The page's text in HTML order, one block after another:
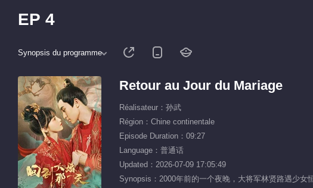
EP 4
Synopsis du programme
Retour au Jour du Mariage
Réalisateur：孙武
Région：Chine continentale
Episode Duration：09:27
Language：普通话
Updated：2026-07-09 17:05:49
Synopsis：2000年前的一个夜晚，大将军林贤路遇少